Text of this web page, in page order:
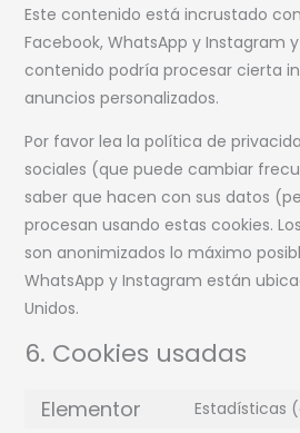
Este contenido está incrustado
Facebook, WhatsApp y Instagram
contenido podría procesar cierta
anuncios personalizados.
Por favor lea la política de
sociales (que puede cambiar
saber que hacen con sus datos
procesan usando estas cookies.
son anonimizados lo máximo
WhatsApp y Instagram están
Unidos.
6. Cookies usadas
Elementor Estadísticas